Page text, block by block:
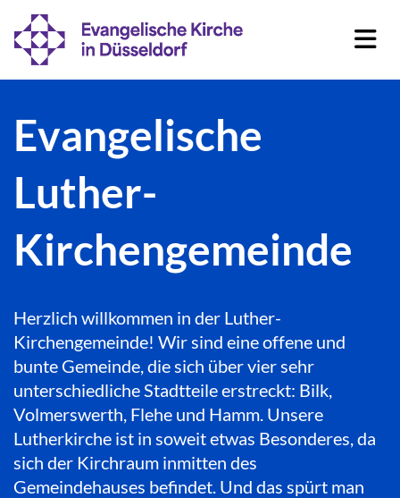
Evangelische
Luther-
Kirchengemeinde
Herzlich willkommen in der Luther-
Kirchengemeinde! Wir sind eine offene und
bunte Gemeinde, die sich über vier sehr
unterschiedliche Stadtteile erstreckt: Bilk,
Volmerswerth, Flehe und Hamm. Unsere
Lutherkirche ist in soweit etwas Besonderes, da
sich der Kirchraum inmitten des
Gemeindehauses befindet. Und das spürt man